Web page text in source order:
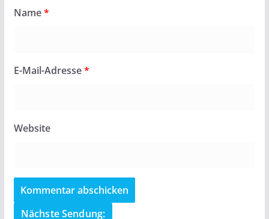
Name*
E-Mail-Adresse*
Website
Nächste Sendung: